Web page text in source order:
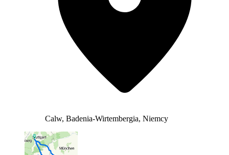
Calw, Badenia-Wirtembergia, Niemcy